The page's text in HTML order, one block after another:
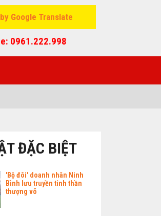
Google Translate
0961.222.998
ĐẶC BIỆT
'Bộ đôi' doanh nhân Ninh
Bình lưu truyền tinh thần
thượng võ